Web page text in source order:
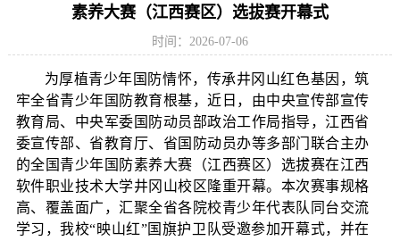
素养大赛（江西赛区）选拔赛开幕式
时间：2026-07-06
为厚植青少年国防情怀，传承井冈山红色基因，筑
牢全省青少年国防教育根基，近日，由中央宣传部宣传
教育局、中央军委国防动员部政治工作局指导，江西省
委宣传部、省教育厅、省国防动员办等多部门联合主办
的全国青少年国防素养大赛（江西赛区）选拔赛在江西
软件职业技术大学井冈山校区隆重开幕。本次赛事规格
高、覆盖面广，汇聚全省各院校青少年代表队同台交流
学习，我校“映山红”国旗护卫队受邀参加开幕式，并在